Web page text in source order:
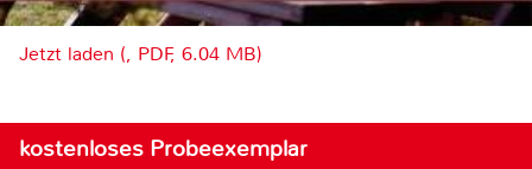
Jetzt laden (, PDF, 6.04 MB)
kostenloses Probeexemplar